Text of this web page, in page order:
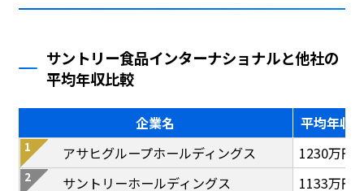
サントリー食品インターナショナルと他社の
平均年収比較
企業名
平均年収
アサヒグループホールディングス
1230万円
サントリーホールディングス
1133万円